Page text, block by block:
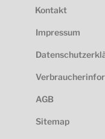
Kontakt
Impressum
AGB
Sitemap